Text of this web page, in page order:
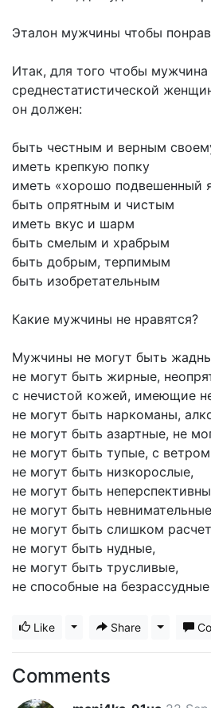
Эталон мужчины чтобы
Итак, для того чтобы мужчина
среднестатистической
он должен:
быть честным и верным
иметь крепкую попку
иметь «хорошо подвешенный
быть опрятным и чистым
иметь вкус и шарм
быть смелым и храбрым
быть добрым, терпимым
быть изобретательным
Какие мужчины не нравятся?
Мужчины не могут быть
не могут быть жирные,
с нечистой кожей, имеющие
не могут быть наркоманы,
не могут быть азартные, не
не могут быть тупые, с
не могут быть низкорослые,
не могут быть
не могут быть
не могут быть слишком
не могут быть нудные,
не могут быть трусливые,
не способные на
Like Toggle Dropdown
Share Toggle
Comments